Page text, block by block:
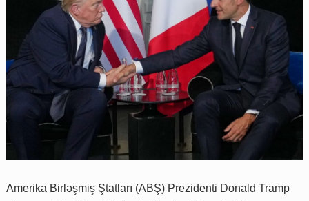
Amerika Birləşmiş Ştatları (ABŞ) Prezidenti Donald Tramp